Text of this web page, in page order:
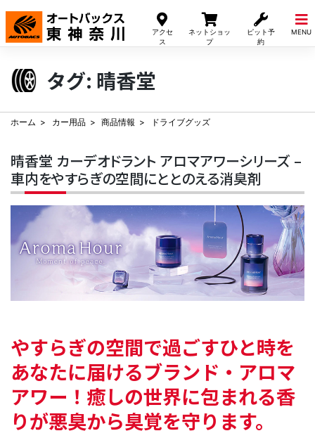
アクセ
ス
ネットショッ
プ
ピット予
約
MENU
Skip
content
タグ: 晴香堂
ホーム カー用品 商品情報 ドライブグッズ
晴香堂 カーデオドラント アロマアワーシリーズ –
車内をやすらぎの空間にととのえる消臭剤
やすらぎの空間で過ごすひと時を
あなたに届けるブランド・アロマ
アワー！ 癒しの世界に包まれる香
りが悪臭から臭覚を守ります。